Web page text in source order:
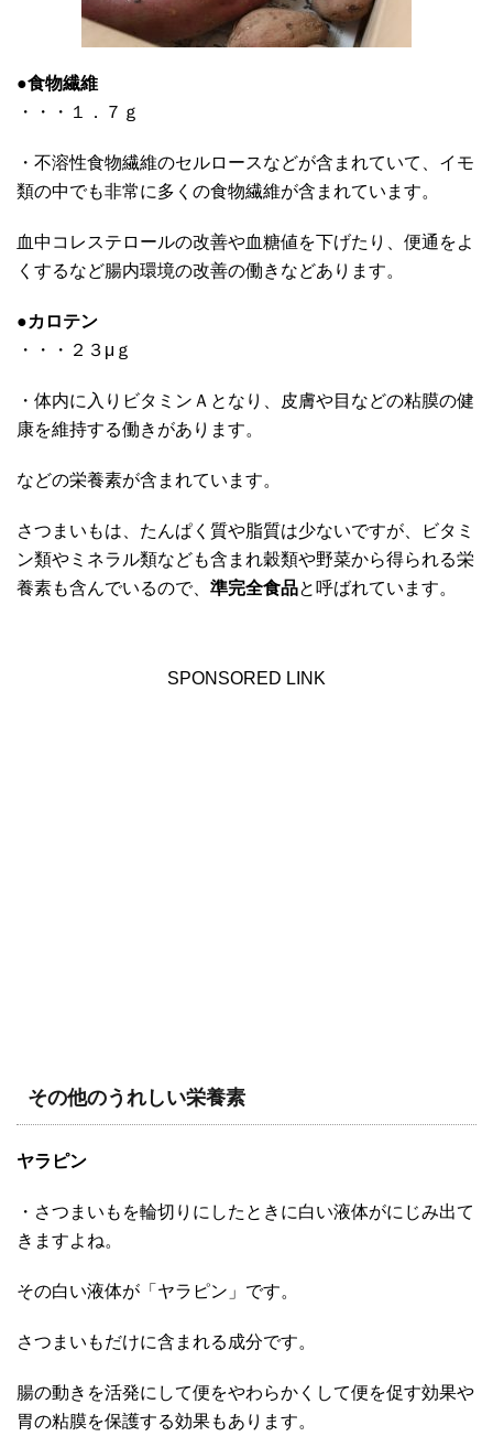
●食物繊維
・・・１．７ｇ
・不溶性食物繊維のセルロースなどが含まれていて、イモ
類の中でも非常に多くの食物繊維が含まれています。
血中コレステロールの改善や血糖値を下げたり、便通をよ
くするなど腸内環境の改善の働きなどあります。
●カロテン
・・・２３μｇ
・体内に入りビタミンＡとなり、皮膚や目などの粘膜の健
康を維持する働きがあります。
などの栄養素が含まれています。
さつまいもは、たんぱく質や脂質は少ないですが、ビタミ
ン類やミネラル類なども含まれ穀類や野菜から得られる栄
養素も含んでいるので、 準完全食品と呼ばれています。
SPONSORED LINK
その他のうれしい栄養素
ヤラピン
・さつまいもを輪切りにしたときに白い液体がにじみ出て
きますよね。
その白い液体が「ヤラピン」です。
さつまいもだけに含まれる成分です。
腸の動きを活発にして便をやわらかくして便を促す効果や
胃の粘膜を保護する効果もあります。